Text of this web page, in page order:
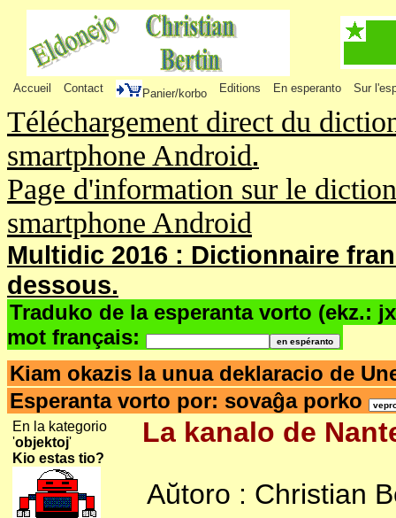
Accueil Contact Panier/korbo Editions En esperanto Sur
Téléchargement direct du
smartphone Android.
Page d'information sur le
smartphone Android
Multidic 2016 : Dictionnaire
dessous.
Traduko de la esperanta vorto (ekz.:
mot français:
Kiam okazis la unua deklaracio de
Esperanta vorto por: sovaĝa porko
En la kategorio
'objektoj'
Kio estas tio?
La kanalo de
Aŭtoro : Christian